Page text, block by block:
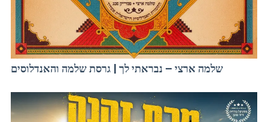
שלמה ארצי – נבראתי לך | גרסת שלמה והאנדלוסים